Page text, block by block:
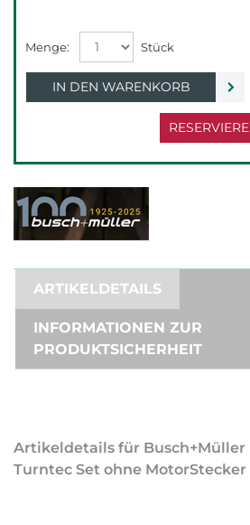
IN DEN WARENKORB
ARTIKELDETAILS
INFORMATIONEN ZUR
PRODUKTSICHERHEIT
Artikeldetails für Busch+Müller
Turntec Set ohne MotorStecker